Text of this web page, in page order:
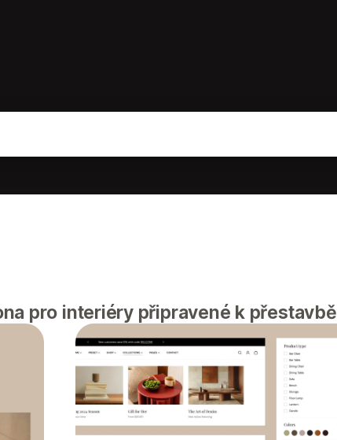
pro interiéry připravené k přestavbě